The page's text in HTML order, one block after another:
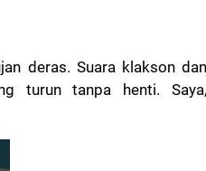
deras. Suara klakson dan
turun tanpa henti. Saya,